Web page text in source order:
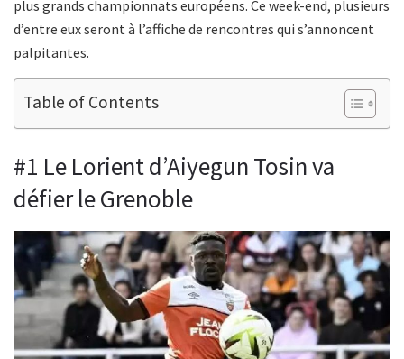
plus grands championnats européens. Ce week-end, plusieurs
d’entre eux seront à l’affiche de rencontres qui s’annoncent
palpitantes.
Table of Contents
#1 Le Lorient d’Aiyegun Tosin va
défier le Grenoble